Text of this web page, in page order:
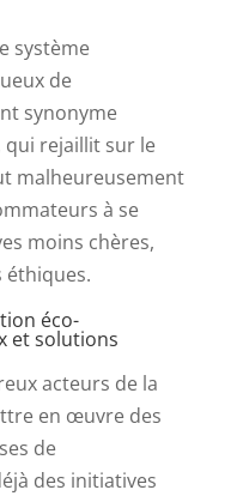
système
de
synonyme
qui rejaillit sur le
malheureusement
à se
moins chères,
éco-
et solutions
acteurs de la
en œuvre des
de
des initiatives